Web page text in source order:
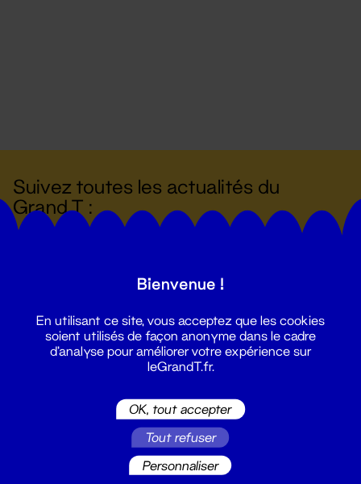
Suivez toutes les actualités du
Grand T :
billetterie@leGrandT.fr
Bienvenue !
En utilisant ce site, vous acceptez que les cookies
soient utilisés de façon anonyme dans le cadre
d'analyse pour améliorer votre expérience sur
leGrandT.fr.
OK, tout accepter
Tout refuser
Personnaliser